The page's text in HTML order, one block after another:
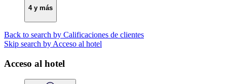
4 y más
Back to search by Calificaciones de clientes
Skip search by Acceso al hotel
Acceso al hotel